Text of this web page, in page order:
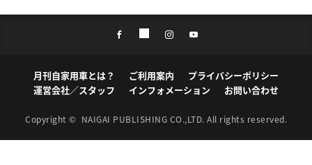
月刊自家用車とは？ ご利用案内
プライバシーポリシー
運営会社／スタッフ
インフォメーション お問い合わせ
Copyright © NAIGAI PUBLISHING CO.,LTD. All rights reserved.